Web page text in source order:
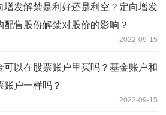
增发解禁是利好还是利空？定向增发
配售股份解禁对股价的影响？
2022-09-15
可以在股票账户里买吗？基金账户和
账户一样吗？
2022-09-15